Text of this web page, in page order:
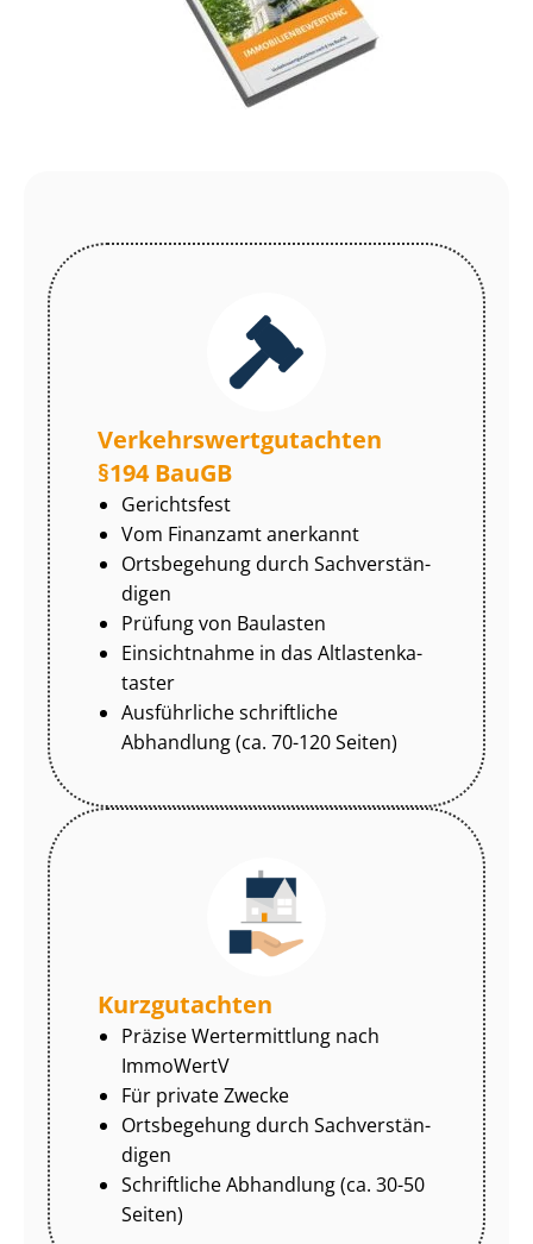
Ver­kehrs­wert­gut­ach­ten
§194 BauGB
Gerichtsfest
Vom Finanzamt anerkannt
Ortsbegehung durch Sach­ver­stän­
di­gen
Prüfung von Baulasten
Einsichtnahme in das Alt­las­ten­ka­
tas­ter
Ausführliche schriftliche
Abhandlung (ca. 70-120 Seiten)
Kurzgutachten
Präzise Wertermittlung nach
ImmoWertV
Für private Zwecke
Ortsbegehung durch Sach­ver­stän­
di­gen
Schriftliche Abhandlung (ca. 30-50
Seiten)